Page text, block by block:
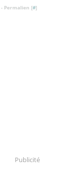
- Permalien [#]
Publicité